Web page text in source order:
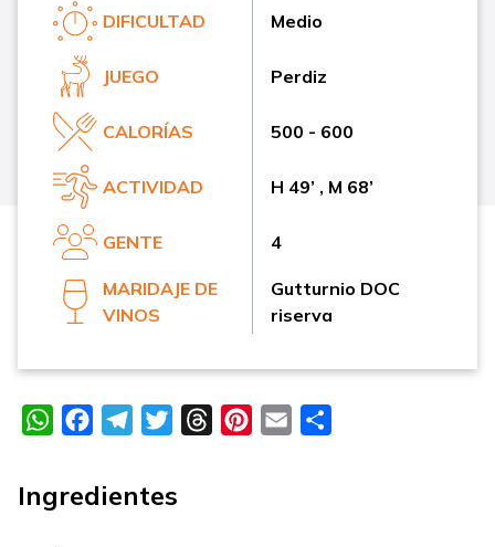
DIFICULTAD Medio
JUEGO Perdiz
CALORÍAS 500 - 600
ACTIVIDAD H 49’ , M 68’
GENTE 4
MARIDAJE DE
VINOS
Gutturnio DOC
riserva
WhatsAppFacebookTelegramTwitterThreadsPinterest
Email
Ingredientes